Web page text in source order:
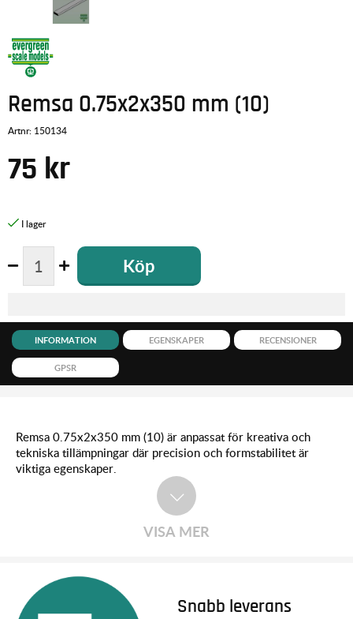
Remsa 0.75x2x350 mm (10)
Artnr: 150134
75 kr
Köp
INFORMATION EGENSKAPER RECENSIONER
GPSR
Remsa 0.75x2x350 mm (10) är anpassat för kreativa och
tekniska tillämpningar där precision och formstabilitet är
viktiga egenskaper.
VISA MER
Snabb leverans